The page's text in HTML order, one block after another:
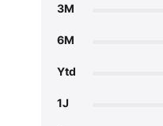
3M
6M
Ytd
1J